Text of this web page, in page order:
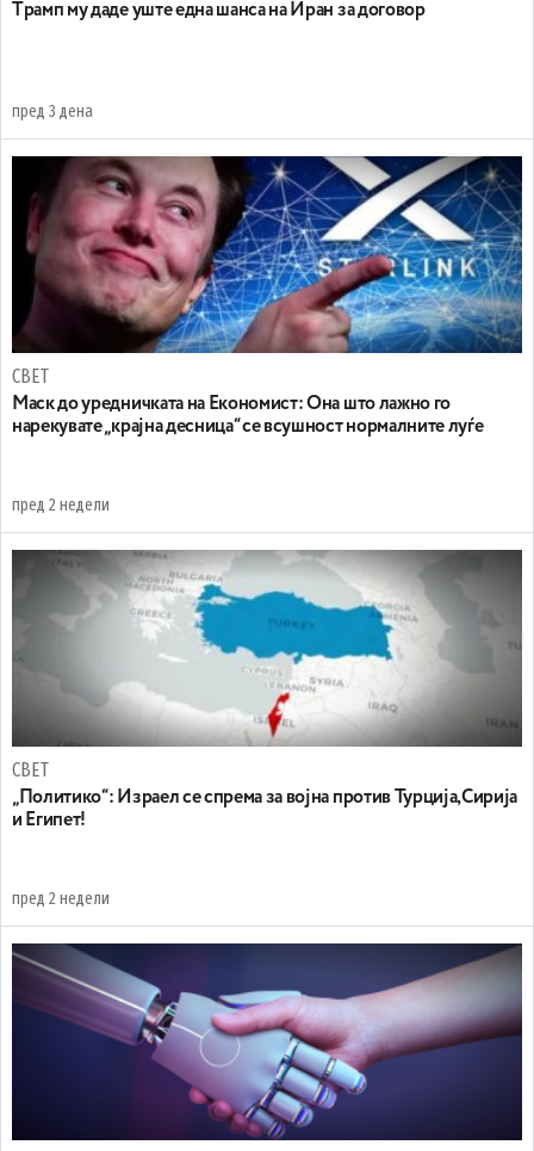
Tрамп му даде уште една шанса на Иран за договор
пред 3 дена
СВЕТ
Маск до уредничката на Економист: Она што лажно го
нарекувате „крајна десница“ се всушност нормалните луѓе
пред 2 недели
СВЕТ
„Политико“: Израел се спрема за војна против Турција,Сирија
и Египет!
пред 2 недели